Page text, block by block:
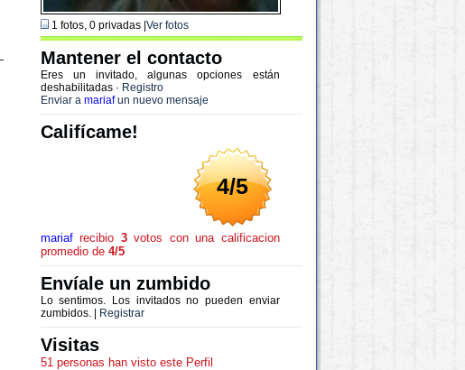
1 fotos, 0 privadas | Ver fotos
Mantener el contacto
Eres un invitado, algunas opciones están
deshabilitadas · Registro
Enviar a mariafun nuevo mensaje
Califícame!
4/5
mariafrecibio 3votos con una calificacion
promedio de 4/5
Envíale un zumbido
Lo sentimos. Los invitados no pueden enviar
zumbidos. |
Registrar
Visitas
51 personas han visto este Perfil